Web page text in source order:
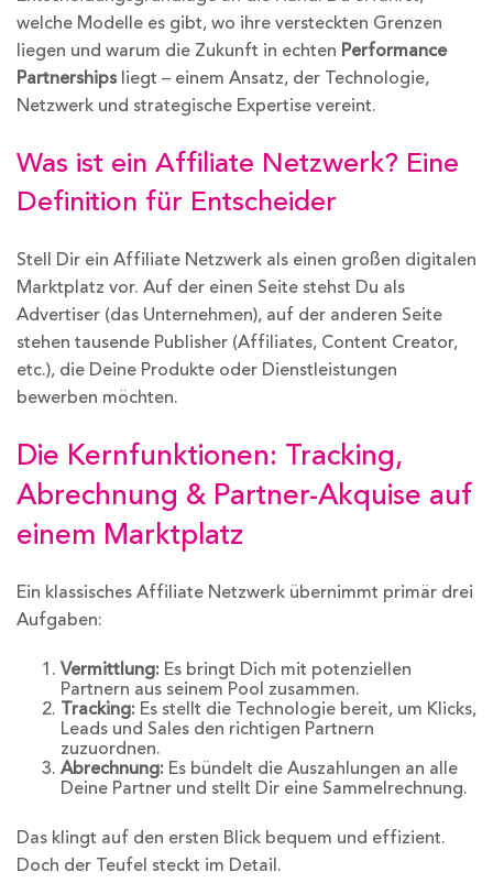
welche Modelle es gibt, wo ihre versteckten Grenzen
liegen und warum die Zukunft in echten Performance
Partnerships liegt – einem Ansatz, der Technologie,
Netzwerk und strategische Expertise vereint.
Was ist ein Affiliate Netzwerk? Eine
Definition für Entscheider
Stell Dir ein Affiliate Netzwerk als einen großen digitalen
Marktplatz vor. Auf der einen Seite stehst Du als
Advertiser (das Unternehmen), auf der anderen Seite
stehen tausende Publisher (Affiliates, Content Creator,
etc.), die Deine Produkte oder Dienstleistungen
bewerben möchten.
Die Kernfunktionen: Tracking,
Abrechnung & Partner-Akquise auf
einem Marktplatz
Ein klassisches Affiliate Netzwerk übernimmt primär drei
Aufgaben:
Vermittlung: Es bringt Dich mit potenziellen
Partnern aus seinem Pool zusammen.
Tracking: Es stellt die Technologie bereit, um Klicks,
Leads und Sales den richtigen Partnern
zuzuordnen.
Abrechnung: Es bündelt die Auszahlungen an alle
Deine Partner und stellt Dir eine Sammelrechnung.
Das klingt auf den ersten Blick bequem und effizient.
Doch der Teufel steckt im Detail.